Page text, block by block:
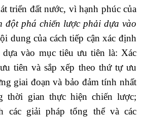
triển đất nước, vì hạnh phúc của
đột phá chiến lược phải dựa vào
dung của cách tiếp cận xác định
vào mục tiêu ưu tiên là: Xác
tiên và sắp xếp theo thứ tự ưu
giai đoạn và bảo đảm tính nhất
thời gian thực hiện chiến lược;
các giải pháp tổng thể và các